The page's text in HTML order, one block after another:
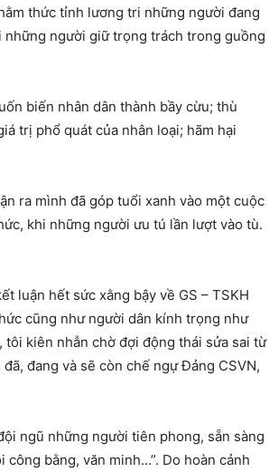
thức tỉnh lương tri những người đang
những người giữ trọng trách trong guồng
biến nhân dân thành bầy cừu; thù
trị phổ quát của nhân loại; hãm hại
ra mình đã góp tuổi xanh vào một cuộc
khi những người ưu tú lần lượt vào tù.
luận hết sức xằng bậy về GS – TSKH
cũng như người dân kính trọng như
kiên nhẫn chờ đợi động thái sửa sai từ
đang và sẽ còn chế ngự Đảng CSVN,
ngũ những người tiên phong, sẵn sàng
bằng, văn minh…”. Do hoàn cảnh